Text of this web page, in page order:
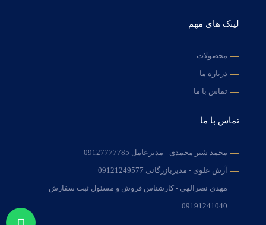
لینک های مهم
محصولات
درباره ما
تماس با ما
تماس با ما
محمد شیر محمدی - مدیرعامل 09127777785
آرش علوی - مدیربازرگانی 09121249577
مهدی نصرالهی - کارشناس فروش و مسئول ثبت سفارش
09191241040